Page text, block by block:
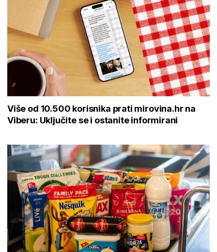
Više od 10.500 korisnika prati mirovina.hr na
Viberu: Uključite se i ostanite informirani